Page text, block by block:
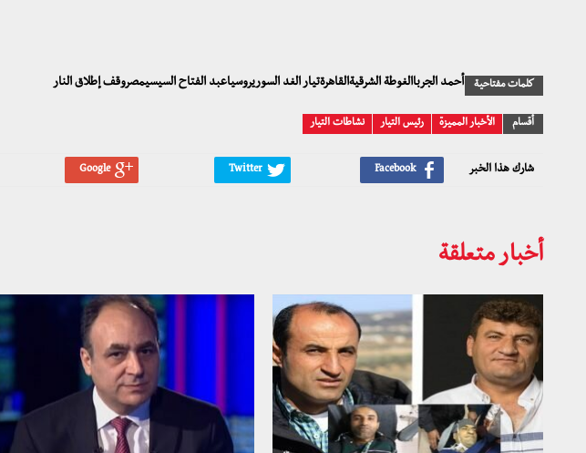
كلمات مفتاحية أحمد الجرباالغوطة الشرقيةالقاهرةتيار الغد السوريروسياعبد الفتاح السيسيمصروقف إطلاق النار
أقسام الأخبار المميزة رئيس التيار نشاطات التيار
شارك هذا الخبر
أخبار متعلقة